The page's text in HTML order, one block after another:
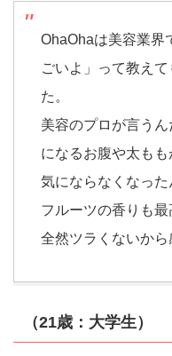
OhaOhaは美容業界
ごいよ」って教え
た。
美容のプロが言う
になるお腹や太も
気にならなくなった
フルーツの香りも
全然ツラくないから
（21歳：大学生）